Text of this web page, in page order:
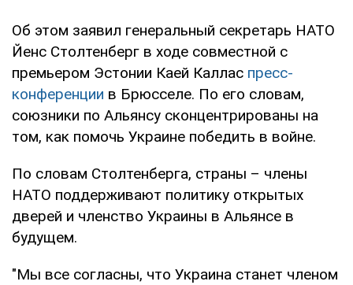
Об этом заявил генеральный секретарь НАТО
Йенс Столтенберг в ходе совместной с
премьером Эстонии Каей Каллас пресс-
конференции в Брюсселе. По его словам,
союзники по Альянсу сконцентрированы на
том, как помочь Украине победить в войне.
По словам Столтенберга, страны – члены
НАТО поддерживают политику открытых
дверей и членство Украины в Альянсе в
будущем.
"Мы все согласны, что Украина станет членом